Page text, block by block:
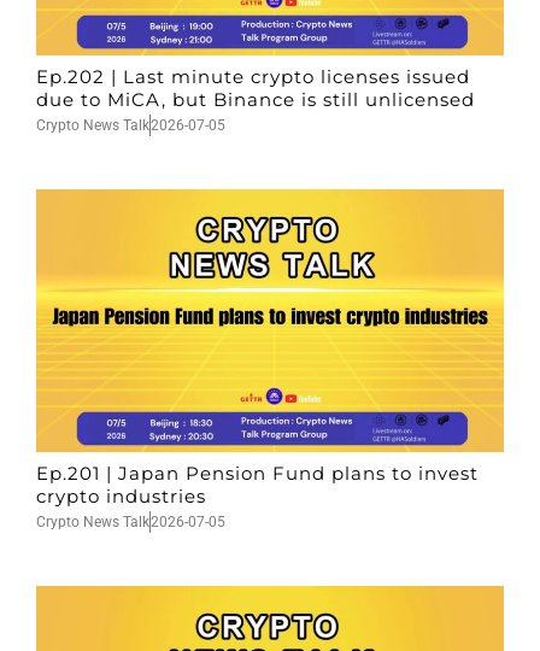
Ep.202 | Last minute crypto licenses issued
due to MiCA, but Binance is still unlicensed
Crypto News Talk2026-07-05
Ep.201 | Japan Pension Fund plans to invest
crypto industries
Crypto News Talk2026-07-05